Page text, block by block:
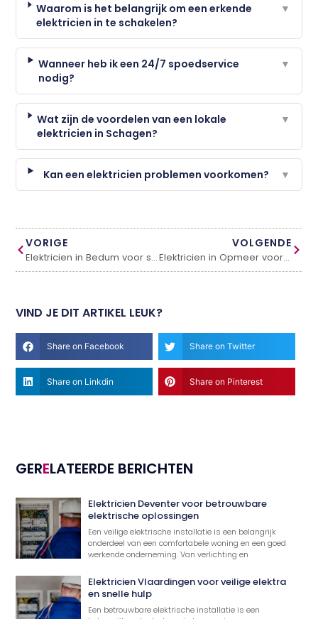
Waarom is het belangrijk om een erkende
elektricien in te schakelen?
▼
Wanneer heb ik een 24/7 spoedservice
nodig?
▼
Wat zijn de voordelen van een lokale
elektricien in Schagen?
▼
Kan een elektricien problemen voorkomen? ▼
VORIGE
Elektricien in Bedum voor snel en betrouwbaar vakwerk
VOLGENDE
Elektricien in Opmeer voor snelle en betrouwbare service
VIND JE DIT ARTIKEL LEUK?
Share on Facebook Share on Twitter
Share on Linkdin Share on Pinterest
GERELATEERDE BERICHTEN
Elektricien Deventer voor betrouwbare
elektrische oplossingen
Een veilige elektrische installatie is een belangrijk
onderdeel van een comfortabele woning en een goed
werkende onderneming. Van verlichting en
Elektricien Vlaardingen voor veilige elektra
en snelle hulp
Een betrouwbare elektrische installatie is een